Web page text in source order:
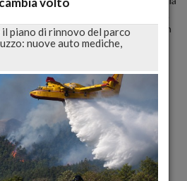
europei, compresi quelli italiani.
scandivani, da sempre invece 'children
ristoratori e albergatori che
12, puntando a un target di
quelle che non vogliono bambini.
il 24 per cento delle donne nate nel
dunque che l'appeal di bimbi
in netta discesa. E che le coppie
piano di rinnovo del parco
nuove auto mediche,